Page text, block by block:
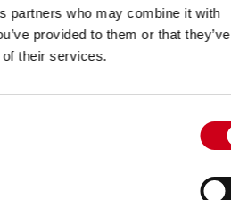
partners who may combine it with
provided to them or that they’ve
their services.